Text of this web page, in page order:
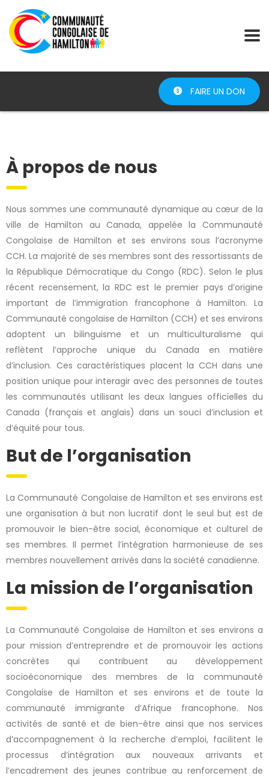
FAIRE UN DON
À propos de nous
Nous sommes une communauté dynamique au cœur de la
ville de Hamilton au Canada, appelée la Communauté
Congolaise de Hamilton et ses environs sous l’acronyme
CCH. La majorité de ses membres sont des ressortissants de
la République Démocratique du Congo (RDC). Selon le plus
récent recensement, la RDC est le premier pays d’origine
important de l’immigration francophone à Hamilton. La
Communauté congolaise de Hamilton (CCH) et ses environs
adoptent un bilinguisme et un multiculturalisme qui
reflètent l’approche unique du Canada en matière
d’inclusion. Ces caractéristiques placent la CCH dans une
position unique pour interagir avec des personnes de toutes
les communautés utilisant les deux langues officielles du
Canada (français et anglais) dans un souci d’inclusion et
d’équité pour tous.
But de l’organisation
La Communauté Congolaise de Hamilton et ses environs est
une organisation à but non lucratif dont le seul but est de
promouvoir le bien-être social, économique et culturel de
ses membres. Il permet l’intégration harmonieuse de ses
membres nouvellement arrivés dans la société canadienne.
La mission de l’organisation
La Communauté Congolaise de Hamilton et ses environs a
pour mission d’entreprendre et de promouvoir les actions
concrètes qui contribuent au développement
socioéconomique des membres de la communauté
Congolaise de Hamilton et ses environs et de toute la
communauté immigrante d’Afrique francophone. Nos
activités de santé et de bien-être ainsi que nos services
d’accompagnement à la recherche d’emploi, facilitent le
processus d’intégration aux nouveaux arrivants et
l’encadrement des jeunes contribue au renforcement de